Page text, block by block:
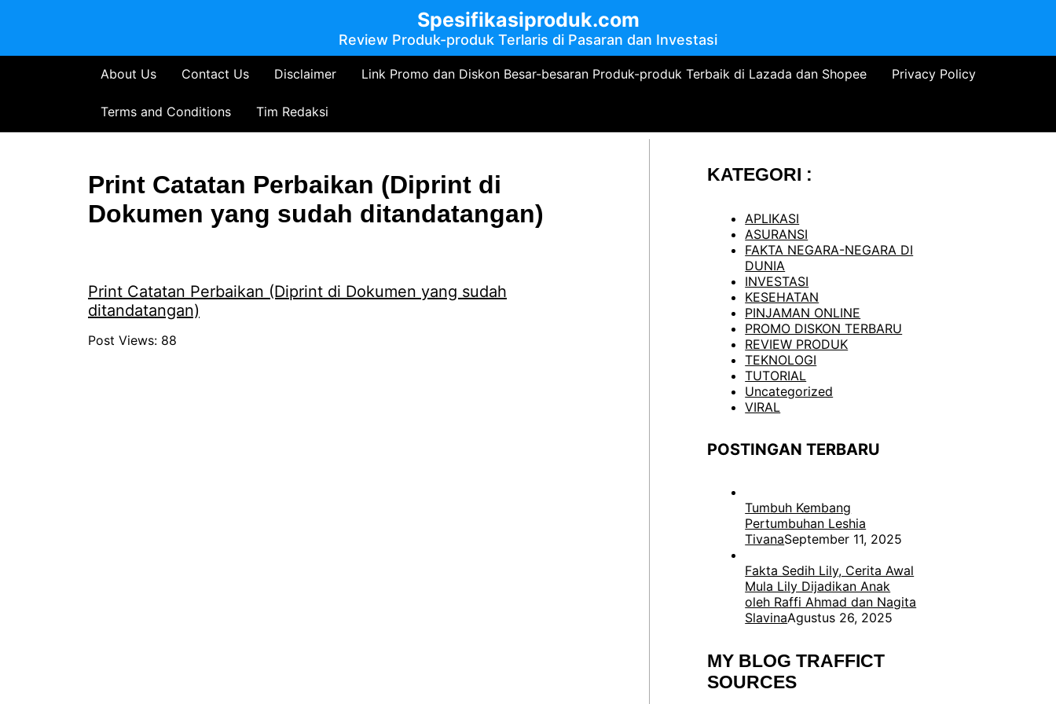
Spesifikasiproduk.com
Review Produk-produk Terlaris di Pasaran dan Investasi
About Us Contact Us Disclaimer Link Promo dan Diskon Besar-besaran Produk-produk Terbaik di Lazada dan Shopee Privacy Policy
Terms and Conditions Tim Redaksi
Print Catatan Perbaikan (Diprint di
Dokumen yang sudah ditandatangan)
Print Catatan Perbaikan (Diprint di Dokumen yang sudah
ditandatangan)
Post Views: 88
KATEGORI :
APLIKASI
ASURANSI
FAKTA NEGARA-NEGARA DI
DUNIA
INVESTASI
KESEHATAN
PINJAMAN ONLINE
PROMO DISKON TERBARU
REVIEW PRODUK
TEKNOLOGI
TUTORIAL
Uncategorized
VIRAL
POSTINGAN TERBARU
Tumbuh Kembang
Pertumbuhan Leshia
TivanaSeptember 11, 2025
Fakta Sedih Lily, Cerita Awal
Mula Lily Dijadikan Anak
oleh Raffi Ahmad dan Nagita
SlavinaAgustus 26, 2025
MY BLOG TRAFFICT
SOURCES